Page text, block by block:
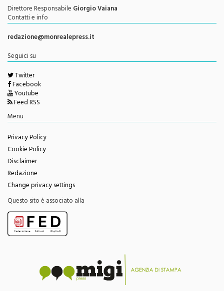
Autorizzazione del Tribunale di Palermo N. 621/2013
Direttore ResponsabileGiorgio Vaiana
Contatti e info
redazione@monrealepress.it
Seguici su
Twitter
Facebook
Youtube
Feed RSS
Privacy Policy
Cookie Policy
Disclaimer
Redazione
Change privacy settings
Questo sito è associato alla